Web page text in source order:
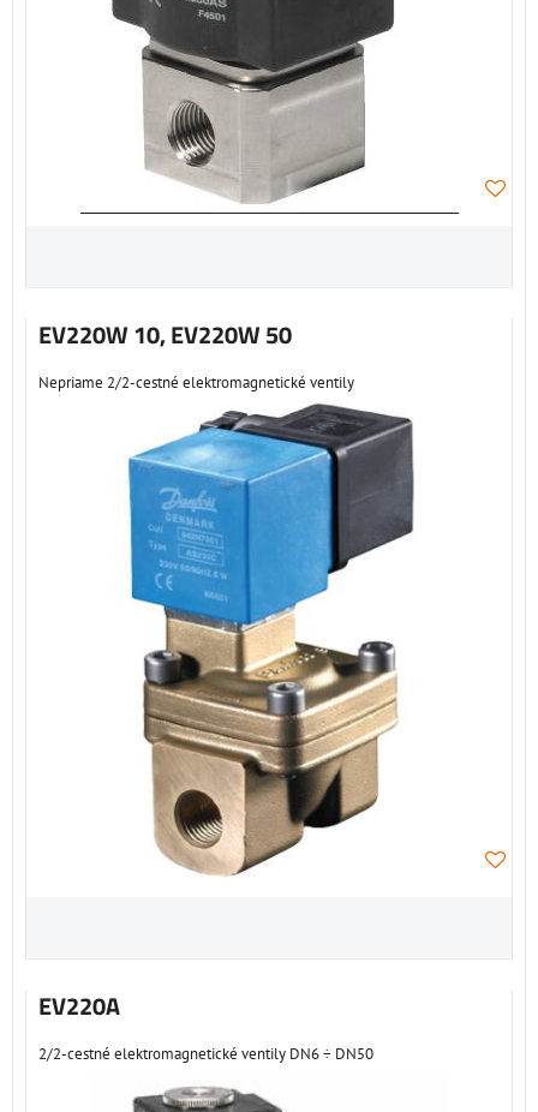
EV220W 10, EV220W 50
Nepriame 2/2-cestné elektromagnetické ventily
EV220A
2/2-cestné elektromagnetické ventily DN6 ÷ DN50